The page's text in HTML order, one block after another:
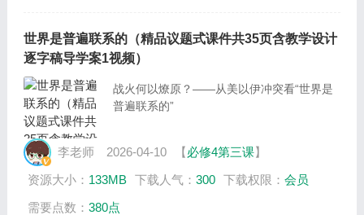
世界是普遍联系的（精品议题式课件共35页含教学设计
逐字稿导学案1视频）
战火何以燎原？——从美以伊冲突看“世界是
普遍联系的”
李老师 2026-04-10 【必修4第三课】
资源大小： 133MB 下载人气： 300 下载权限： 会员
需要点数： 380点